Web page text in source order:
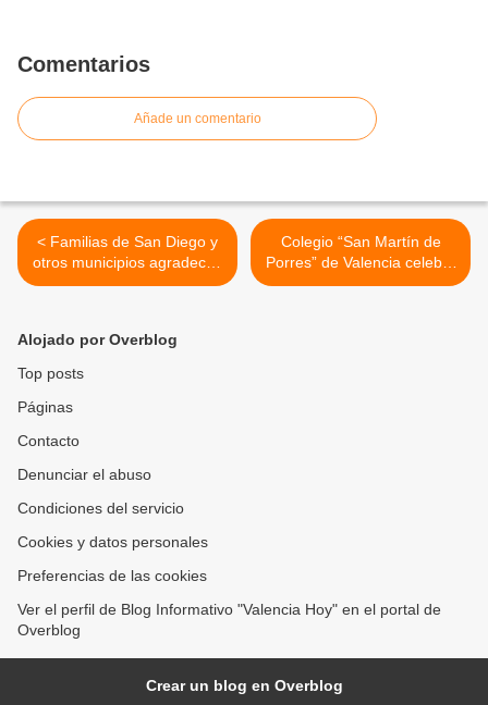
Comentarios
Añade un comentario
< Familias de San Diego y
otros municipios agradecen
a la alcaldía por mantener
Colegio “San Martín de
Porres” de Valencia celebró
29 años de excelencia con
Alojado por Overblog
Top posts
Páginas
Contacto
Denunciar el abuso
Condiciones del servicio
Cookies y datos personales
Preferencias de las cookies
Ver el perfil de Blog Informativo "Valencia Hoy" en el portal de
Overblog
Crear un blog en Overblog